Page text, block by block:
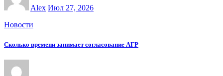
Alex Июл 27, 2026
Новости
Сколько времени занимает согласование АГР